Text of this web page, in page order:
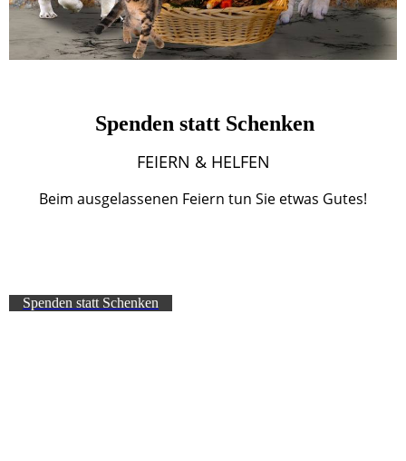
Spenden statt Schenken
FEIERN & HELFEN
Beim ausgelassenen Feiern tun Sie etwas Gutes!
Spenden statt Schenken